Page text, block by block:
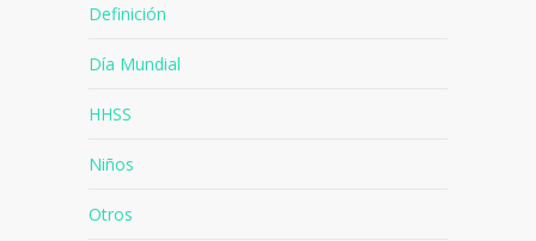
Definición
Día Mundial
HHSS
Niños
Otros